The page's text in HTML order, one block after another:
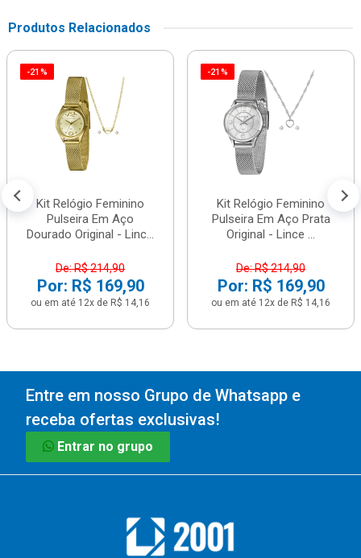
Produtos Relacionados
-21%
Kit Relógio Feminino
Pulseira Em Aço
Dourado Original - Linc...
De: R$ 214,90
Por: R$ 169,90
ou em até 12x de R$ 14,16
-21%
Kit Relógio Feminino
Pulseira Em Aço Prata
Original - Lince ...
De: R$ 214,90
Por: R$ 169,90
ou em até 12x de R$ 14,16
Entre em nosso Grupo de Whatsapp e
receba ofertas exclusivas!
Entrar no grupo